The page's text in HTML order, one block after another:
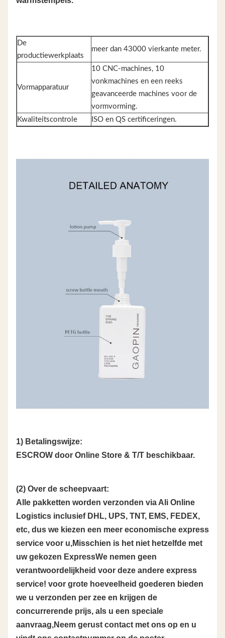
De
productiewerkplaats
meer dan 43000 vierkante meter.
Vormapparatuur
10 CNC-machines, 10
vonkmachines en een reeks
geavanceerde machines voor de
vormvorming.
Kwaliteitscontrole
ISO en QS certificeringen.
1) Betalingswijze:
ESCROW door Online Store & T/T beschikbaar.
(2) Over de scheepvaart:
Alle pakketten worden verzonden via Ali Online
Logistics inclusief DHL, UPS, TNT, EMS, FEDEX,
etc, dus we kiezen een meer economische express
service voor u,Misschien is het niet hetzelfde met
uw gekozen ExpressWe nemen geen
verantwoordelijkheid voor deze andere express
service! voor grote hoeveelheid goederen bieden
we u verzonden per zee en krijgen de
concurrerende prijs, als u een speciale
aanvraag,Neem gerust contact met ons op en u